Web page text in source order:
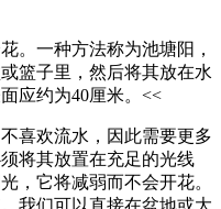
。一种方法称为池塘阳，
篮子里，然后将其放在水
应约为40厘米。<<
喜欢流水，因此需要更多
将其放置在充足的光线
，它将减弱而不会开花。
我们可以直接在盆地或大